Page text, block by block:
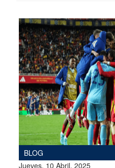
BLOG
Jueves, 10 Abril, 2025